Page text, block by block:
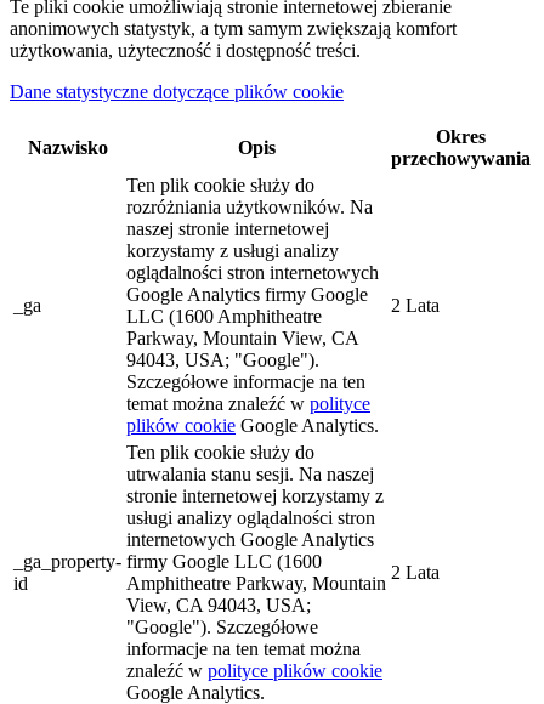
Te pliki cookie umożliwiają stronie internetowej zbieranie
anonimowych statystyk, a tym samym zwiększają komfort
użytkowania, użyteczność i dostępność treści.
Dane statystyczne dotyczące plików cookie
Nazwisko Opis
Okres
przechowywania
_ga
Ten plik cookie służy do
rozróżniania użytkowników. Na
naszej stronie internetowej
korzystamy z usługi analizy
oglądalności stron internetowych
Google Analytics firmy Google
LLC (1600 Amphitheatre
Parkway, Mountain View, CA
94043, USA; "Google").
Szczegółowe informacje na ten
temat można znaleźć w polityce
plików cookie Google Analytics.
2 Lata
_ga_property-
id
Ten plik cookie służy do
utrwalania stanu sesji. Na naszej
stronie internetowej korzystamy z
usługi analizy oglądalności stron
internetowych Google Analytics
firmy Google LLC (1600
Amphitheatre Parkway, Mountain
View, CA 94043, USA;
"Google"). Szczegółowe
informacje na ten temat można
znaleźć w polityce plików cookie
Google Analytics.
2 Lata